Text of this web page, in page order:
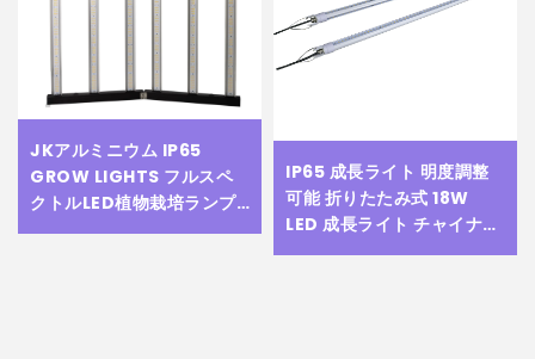
JKアルミニウム IP65
GROW LIGHTS フルスペ
クトルLED植物栽培ランプ
720W サムスン Lm281B
IP65 成長ライト 明度調整
可能 折りたたみ式 18W
LED 成長ライト チャイナ製
青色と赤色の成長ライトバ